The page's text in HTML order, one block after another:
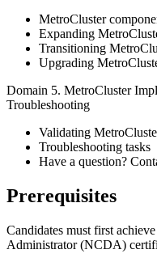
MetroCluster
Expanding
Transitioning
Upgrading
Domain 5. MetroCluster
Troubleshooting
Validating
Troubleshooting tasks
Have a question?
Prerequisites
Candidates must first
Administrator (NCDA)